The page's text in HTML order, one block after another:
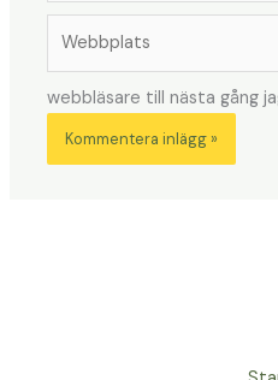
webbläsare till nästa gång